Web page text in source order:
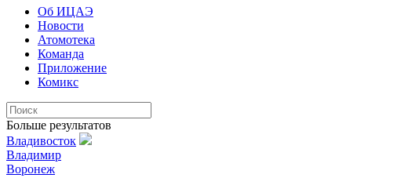
Об ИЦАЭ
Новости
Атомотека
Команда
Приложение
Комикс
Больше результатов
Владивосток
Владимир
Воронеж